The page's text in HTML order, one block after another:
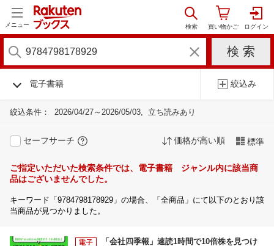
メニュー
電子書籍 絞込み
絞込条件： 2026/04/27～2026/05/03 立ち読みあり
セーフサーチ 価格が高い順 標準
ご指定いただいた検索条件では、電子書籍 ジャンル内に該当商
品はございませんでした。
キーワード「9784798178929」の場合、「全商品」にて以下のとおり該
当商品が見つかりました。
「会社四季報」速読1時間で10倍株を見つけ